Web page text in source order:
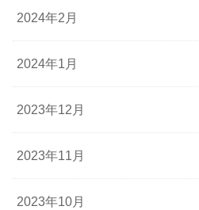
2024年2月
2024年1月
2023年12月
2023年11月
2023年10月